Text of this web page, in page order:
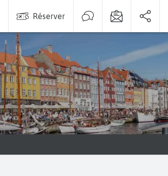
Réserver